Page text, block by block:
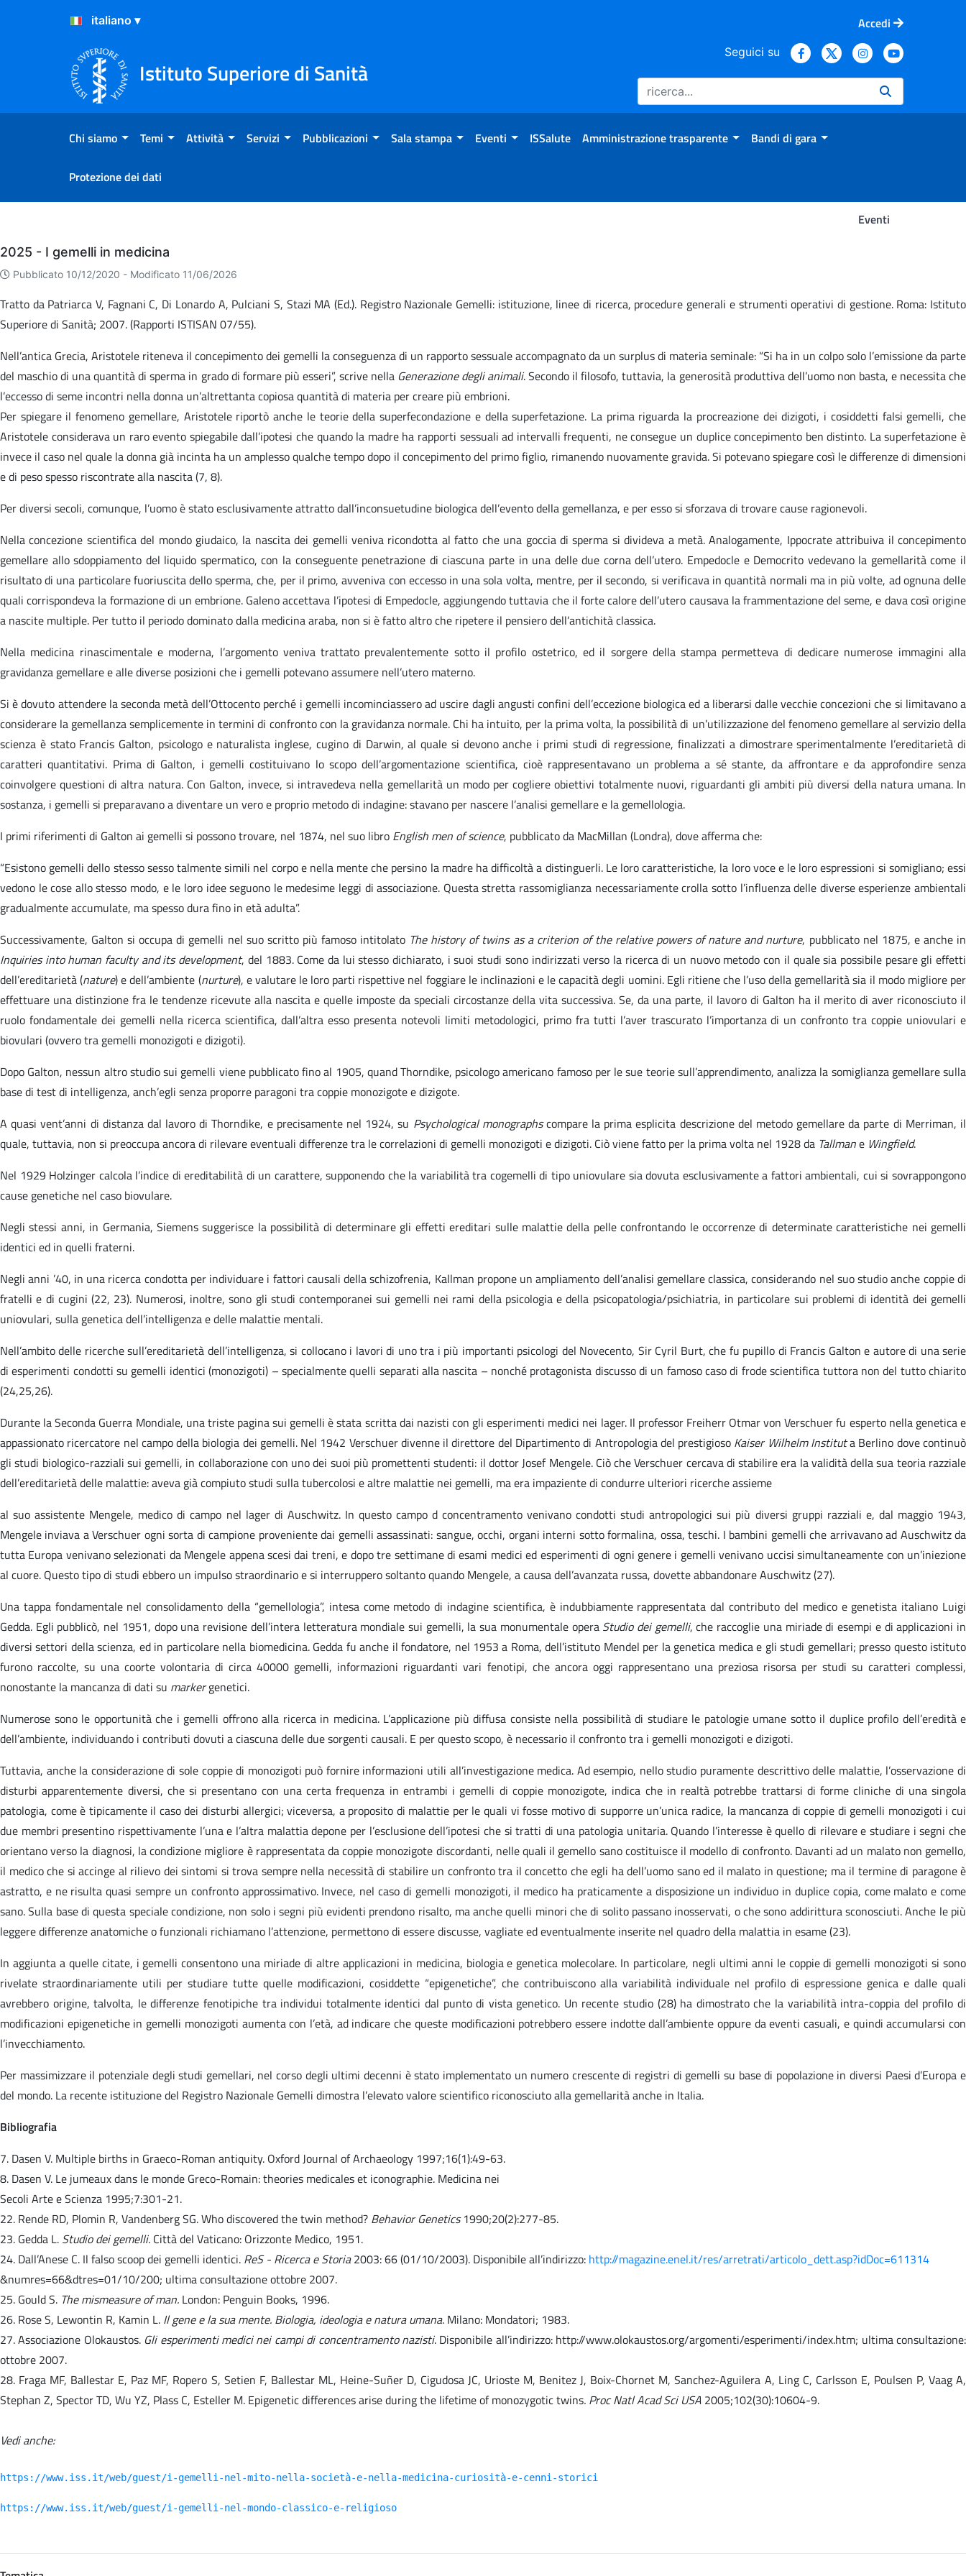
Salta al Contenuto
Salta al Footer
Accedi
Istituto Superiore di Sanità
Seguici su
Chi siamo Temi Attività Servizi Pubblicazioni Sala stampa Eventi ISSalute Amministrazione trasparente Bandi di gara
Protezione dei dati
Eventi
Eventi
2025 - I gemelli in medicina
Pubblicato 10/12/2020 - Modificato 11/06/2026
Tratto da Patriarca V, Fagnani C, Di Lonardo A, Pulciani S, Stazi MA (Ed.). Registro Nazionale Gemelli: istituzione, linee di ricerca, procedure generali e strumenti operativi di gestione. Roma: Istituto
Superiore di Sanità; 2007. (Rapporti ISTISAN 07/55).​
Nell’antica Grecia, Aristotele riteneva il concepimento dei gemelli la conseguenza di un rapporto sessuale accompagnato da un surplus di materia seminale: “Si ha in un colpo solo l’emissione da parte
del maschio di una quantità di sperma in grado di formare più esseri”, scrive nella Generazione degli animali. Secondo il filosofo, tuttavia, la generosità produttiva dell’uomo non basta, e necessita che
l’eccesso di seme incontri nella donna un’altrettanta copiosa quantità di materia per creare più embrioni.
Per spiegare il fenomeno gemellare, Aristotele riportò anche le teorie della superfecondazione e della superfetazione. La prima riguarda la procreazione dei dizigoti, i cosiddetti falsi gemelli, che
Aristotele considerava un raro evento spiegabile dall’ipotesi che quando la madre ha rapporti sessuali ad intervalli frequenti, ne consegue un duplice concepimento ben distinto. La superfetazione è
invece il caso nel quale la donna già incinta ha un amplesso qualche tempo dopo il concepimento del primo figlio, rimanendo nuovamente gravida. Si potevano spiegare così le differenze di dimensioni
e di peso spesso riscontrate alla nascita (7, 8).
Per diversi secoli, comunque, l’uomo è stato esclusivamente attratto dall’inconsuetudine biologica dell’evento della gemellanza, e per esso si sforzava di trovare cause ragionevoli.
Nella concezione scientifica del mondo giudaico, la nascita dei gemelli veniva ricondotta al fatto che una goccia di sperma si divideva a metà. Analogamente, Ippocrate attribuiva il concepimento
gemellare allo sdoppiamento del liquido spermatico, con la conseguente penetrazione di ciascuna parte in una delle due corna dell’utero. Empedocle e Democrito vedevano la gemellarità come il
risultato di una particolare fuoriuscita dello sperma, che, per il primo, avveniva con eccesso in una sola volta, mentre, per il secondo, si verificava in quantità normali ma in più volte, ad ognuna delle
quali corrispondeva la formazione di un embrione. Galeno accettava l’ipotesi di Empedocle, aggiungendo tuttavia che il forte calore dell’utero causava la frammentazione del seme, e dava così origine
a nascite multiple. Per tutto il periodo dominato dalla medicina araba, non si è fatto altro che ripetere il pensiero dell’antichità classica.
Nella medicina rinascimentale e moderna, l’argomento veniva trattato prevalentemente sotto il profilo ostetrico, ed il sorgere della stampa permetteva di dedicare numerose immagini alla
gravidanza gemellare e alle diverse posizioni che i gemelli potevano assumere nell’utero materno.
Si è dovuto attendere la seconda metà dell’Ottocento perché i gemelli incominciassero ad uscire dagli angusti confini dell’eccezione biologica ed a liberarsi dalle vecchie concezioni che si limitavano a
considerare la gemellanza semplicemente in termini di confronto con la gravidanza normale. Chi ha intuito, per la prima volta, la possibilità di un’utilizzazione del fenomeno gemellare al servizio della
scienza è stato Francis Galton, psicologo e naturalista inglese, cugino di Darwin, al quale si devono anche i primi studi di regressione, finalizzati a dimostrare sperimentalmente l’ereditarietà di
caratteri quantitativi. Prima di Galton, i gemelli costituivano lo scopo dell’argomentazione scientifica, cioè rappresentavano un problema a sé stante, da affrontare e da approfondire senza
coinvolgere questioni di altra natura. Con Galton, invece, si intravedeva nella gemellarità un modo per cogliere obiettivi totalmente nuovi, riguardanti gli ambiti più diversi della natura umana. In
sostanza, i gemelli si preparavano a diventare un vero e proprio metodo di indagine: stavano per nascere l’analisi gemellare e la gemellologia.
I primi riferimenti di Galton ai gemelli si possono trovare, nel 1874, nel suo libro English men of science, pubblicato da MacMillan (Londra), dove afferma che:
“Esistono gemelli dello stesso sesso talmente simili nel corpo e nella mente che persino la madre ha difficoltà a distinguerli. Le loro caratteristiche, la loro voce e le loro espressioni si somigliano; essi
vedono le cose allo stesso modo, e le loro idee seguono le medesime leggi di associazione. Questa stretta rassomiglianza necessariamente crolla sotto l’influenza delle diverse esperienze ambientali
gradualmente accumulate, ma spesso dura fino in età adulta”.
Successivamente, Galton si occupa di gemelli nel suo scritto più famoso intitolato The history of twins as a criterion of the relative powers of nature and nurture, pubblicato nel 1875, e anche in
Inquiries into human faculty and its development, del 1883. Come da lui stesso dichiarato, i suoi studi sono indirizzati verso la ricerca di un nuovo metodo con il quale sia possibile pesare gli effetti
dell’ereditarietà (nature) e dell’ambiente (nurture), e valutare le loro parti rispettive nel foggiare le inclinazioni e le capacità degli uomini. Egli ritiene che l’uso della gemellarità sia il modo migliore per
effettuare una distinzione fra le tendenze ricevute alla nascita e quelle imposte da speciali circostanze della vita successiva. Se, da una parte, il lavoro di Galton ha il merito di aver riconosciuto il
ruolo fondamentale dei gemelli nella ricerca scientifica, dall’altra esso presenta notevoli limiti metodologici, primo fra tutti l’aver trascurato l’importanza di un confronto tra coppie uniovulari e
biovulari (ovvero tra gemelli monozigoti e dizigoti).
Dopo Galton, nessun altro studio sui gemelli viene pubblicato fino al 1905, quand Thorndike, psicologo americano famoso per le sue teorie sull’apprendimento, analizza la somiglianza gemellare sulla
base di test di intelligenza, anch’egli senza proporre paragoni tra coppie monozigote e dizigote.
A quasi vent’anni di distanza dal lavoro di Thorndike, e precisamente nel 1924, su Psychological monographscompare la prima esplicita descrizione del metodo gemellare da parte di Merriman, il
quale, tuttavia, non si preoccupa ancora di rilevare eventuali differenze tra le correlazioni di gemelli monozigoti e dizigoti. Ciò viene fatto per la prima volta nel 1928 da Tallmane Wingfield.
Nel 1929 Holzinger calcola l’indice di ereditabilità di un carattere, supponendo che la variabilità tra cogemelli di tipo uniovulare sia dovuta esclusivamente a fattori ambientali, cui si sovrappongono
cause genetiche nel caso biovulare.
Negli stessi anni, in Germania, Siemens suggerisce la possibilità di determinare gli effetti ereditari sulle malattie della pelle confrontando le occorrenze di determinate caratteristiche nei gemelli
identici ed in quelli fraterni.
Negli anni ’40, in una ricerca condotta per individuare i fattori causali della schizofrenia, Kallman propone un ampliamento dell’analisi gemellare classica, considerando nel suo studio anche coppie di
fratelli e di cugini (22, 23). Numerosi, inoltre, sono gli studi contemporanei sui gemelli nei rami della psicologia e della psicopatologia/psichiatria, in particolare sui problemi di identità dei gemelli
uniovulari, sulla genetica dell’intelligenza e delle malattie mentali.
Nell’ambito delle ricerche sull’ereditarietà dell’intelligenza, si collocano i lavori di uno tra i più importanti psicologi del Novecento, Sir Cyril Burt, che fu pupillo di Francis Galton e autore di una serie
di esperimenti condotti su gemelli identici (monozigoti) – specialmente quelli separati alla nascita – nonché protagonista discusso di un famoso caso di frode scientifica tuttora non del tutto chiarito
(24,25,26).
Durante la Seconda Guerra Mondiale, una triste pagina sui gemelli è stata scritta dai nazisti con gli esperimenti medici nei lager. Il professor Freiherr Otmar von Verschuer fu esperto nella genetica e
appassionato ricercatore nel campo della biologia dei gemelli. Nel 1942 Verschuer divenne il direttore del Dipartimento di Antropologia del prestigioso Kaiser Wilhelm Instituta Berlino dove continuò
gli studi biologico-razziali sui gemelli, in collaborazione con uno dei suoi più promettenti studenti: il dottor Josef Mengele. Ciò che Verschuer cercava di stabilire era la validità della sua teoria razziale
dell’ereditarietà delle malattie: aveva già compiuto studi sulla tubercolosi e altre malattie nei gemelli, ma era impaziente di condurre ulteriori ricerche assieme
al suo assistente Mengele, medico di campo nel lager di Auschwitz. In questo campo d concentramento venivano condotti studi antropologici sui più diversi gruppi razziali e, dal maggio 1943,
Mengele inviava a Verschuer ogni sorta di campione proveniente dai gemelli assassinati: sangue, occhi, organi interni sotto formalina, ossa, teschi. I bambini gemelli che arrivavano ad Auschwitz da
tutta Europa venivano selezionati da Mengele appena scesi dai treni, e dopo tre settimane di esami medici ed esperimenti di ogni genere i gemelli venivano uccisi simultaneamente con un’iniezione
al cuore. Questo tipo di studi ebbero un impulso straordinario e si interruppero soltanto quando Mengele, a causa dell’avanzata russa, dovette abbandonare Auschwitz (27).
Una tappa fondamentale nel consolidamento della “gemellologia”, intesa come metodo di indagine scientifica, è indubbiamente rappresentata dal contributo del medico e genetista italiano Luigi
Gedda. Egli pubblicò, nel 1951, dopo una revisione dell’intera letteratura mondiale sui gemelli, la sua monumentale opera Studio dei gemelli, che raccoglie una miriade di esempi e di applicazioni in
diversi settori della scienza, ed in particolare nella biomedicina. Gedda fu anche il fondatore, nel 1953 a Roma, dell’istituto Mendel per la genetica medica e gli studi gemellari; presso questo istituto
furono raccolte, su una coorte volontaria di circa 40000 gemelli, informazioni riguardanti vari fenotipi, che ancora oggi rappresentano una preziosa risorsa per studi su caratteri complessi,
nonostante la mancanza di dati su markergenetici.
Numerose sono le opportunità che i gemelli offrono alla ricerca in medicina. L’applicazione più diffusa consiste nella possibilità di studiare le patologie umane sotto il duplice profilo dell’eredità e
dell’ambiente, individuando i contributi dovuti a ciascuna delle due sorgenti causali. E per questo scopo, è necessario il confronto tra i gemelli monozigoti e dizigoti.
Tuttavia, anche la considerazione di sole coppie di monozigoti può fornire informazioni utili all’investigazione medica. Ad esempio, nello studio puramente descrittivo delle malattie, l’osservazione di
disturbi apparentemente diversi, che si presentano con una certa frequenza in entrambi i gemelli di coppie monozigote, indica che in realtà potrebbe trattarsi di forme cliniche di una singola
patologia, come è tipicamente il caso dei disturbi allergici; viceversa, a proposito di malattie per le quali vi fosse motivo di supporre un’unica radice, la mancanza di coppie di gemelli monozigoti i cui
due membri presentino rispettivamente l’una e l’altra malattia depone per l’esclusione dell’ipotesi che si tratti di una patologia unitaria. Quando l’interesse è quello di rilevare e studiare i segni che
orientano verso la diagnosi, la condizione migliore è rappresentata da coppie monozigote discordanti, nelle quali il gemello sano costituisce il modello di confronto. Davanti ad un malato non gemello,
il medico che si accinge al rilievo dei sintomi si trova sempre nella necessità di stabilire un confronto tra il concetto che egli ha dell’uomo sano ed il malato in questione; ma il termine di paragone è
astratto, e ne risulta quasi sempre un confronto approssimativo. Invece, nel caso di gemelli monozigoti, il medico ha praticamente a disposizione un individuo in duplice copia, come malato e come
sano. Sulla base di questa speciale condizione, non solo i segni più evidenti prendono risalto, ma anche quelli minori che di solito passano inosservati, o che sono addirittura sconosciuti. Anche le più
leggere differenze anatomiche o funzionali richiamano l’attenzione, permettono di essere discusse, vagliate ed eventualmente inserite nel quadro della malattia in esame (23).
In aggiunta a quelle citate, i gemelli consentono una miriade di altre applicazioni in medicina, biologia e genetica molecolare. In particolare, negli ultimi anni le coppie di gemelli monozigoti si sono
rivelate straordinariamente utili per studiare tutte quelle modificazioni, cosiddette “epigenetiche”, che contribuiscono alla variabilità individuale nel profilo di espressione genica e dalle quali
avrebbero origine, talvolta, le differenze fenotipiche tra individui totalmente identici dal punto di vista genetico. Un recente studio (28) ha dimostrato che la variabilità intra-coppia del profilo di
modificazioni epigenetiche in gemelli monozigoti aumenta con l’età, ad indicare che queste modificazioni potrebbero essere indotte dall’ambiente oppure da eventi casuali, e quindi accumularsi con
l’invecchiamento.
Per massimizzare il potenziale degli studi gemellari, nel corso degli ultimi decenni è stato implementato un numero crescente di registri di gemelli su base di popolazione in diversi Paesi d’Europa e
del mondo. La recente istituzione del Registro Nazionale Gemelli dimostra l’elevato valore scientifico riconosciuto alla gemellarità anche in Italia.
Bibliografia
7. Dasen V. Multiple births in Graeco-Roman antiquity. Oxford Journal of Archaeology 1997;16(1):49-63.
8. Dasen V. Le jumeaux dans le monde Greco-Romain: theories medicales et iconographie. Medicina nei
Secoli Arte e Scienza 1995;7:301-21.
22. Rende RD, Plomin R, Vandenberg SG. Who discovered the twin method? Behavior Genetics1990;20(2):277-85.
23. Gedda L. Studio dei gemelli. Città del Vaticano: Orizzonte Medico, 1951.
24. Dall’Anese C. Il falso scoop dei gemelli identici. ReS - Ricerca e Storia2003: 66 (01/10/2003). Disponibile all’indirizzo: http://magazine.enel.it/res/arretrati/articolo_dett.asp?idDoc=611314
&numres=66&dtres=01/10/200; ultima consultazione ottobre 2007.
25. Gould S. The mismeasure of man. London: Penguin Books, 1996.
26. Rose S, Lewontin R, Kamin L. Il gene e la sua mente. Biologia, ideologia e natura umana. Milano: Mondatori; 1983.
27. Associazione Olokaustos. Gli esperimenti medici nei campi di concentramento nazisti. Disponibile all’indirizzo: http://www.olokaustos.org/argomenti/esperimenti/index.htm; ultima consultazione:
ottobre 2007.
28. Fraga MF, Ballestar E, Paz MF, Ropero S, Setien F, Ballestar ML, Heine-Suñer D, Cigudosa JC, Urioste M, Benitez J, Boix-Chornet M, Sanchez-Aguilera A, Ling C, Carlsson E, Poulsen P, Vaag A,
Stephan Z, Spector TD, Wu YZ, Plass C, Esteller M. Epigenetic differences arise during the lifetime of monozygotic twins. Proc Natl Acad Sci USA 2005;102(30):10604-9.
Vedi anche:
https://www.iss.it/web/guest/i-gemelli-nel-mito-nella-società-e-nella-medicina-curiosità-e-cenni-storici
https://www.iss.it/web/guest/i-gemelli-nel-mondo-classico-e-religioso